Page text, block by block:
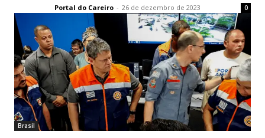
Portal do Careiro - 26 de dezembro de 2023 0
Brasil